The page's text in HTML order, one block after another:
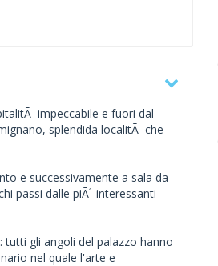
impeccabile e fuori dal
splendida localitÃ che
e successivamente a sala da
passi dalle piÃ¹ interessanti
gli angoli del palazzo hanno
nel quale l'arte e